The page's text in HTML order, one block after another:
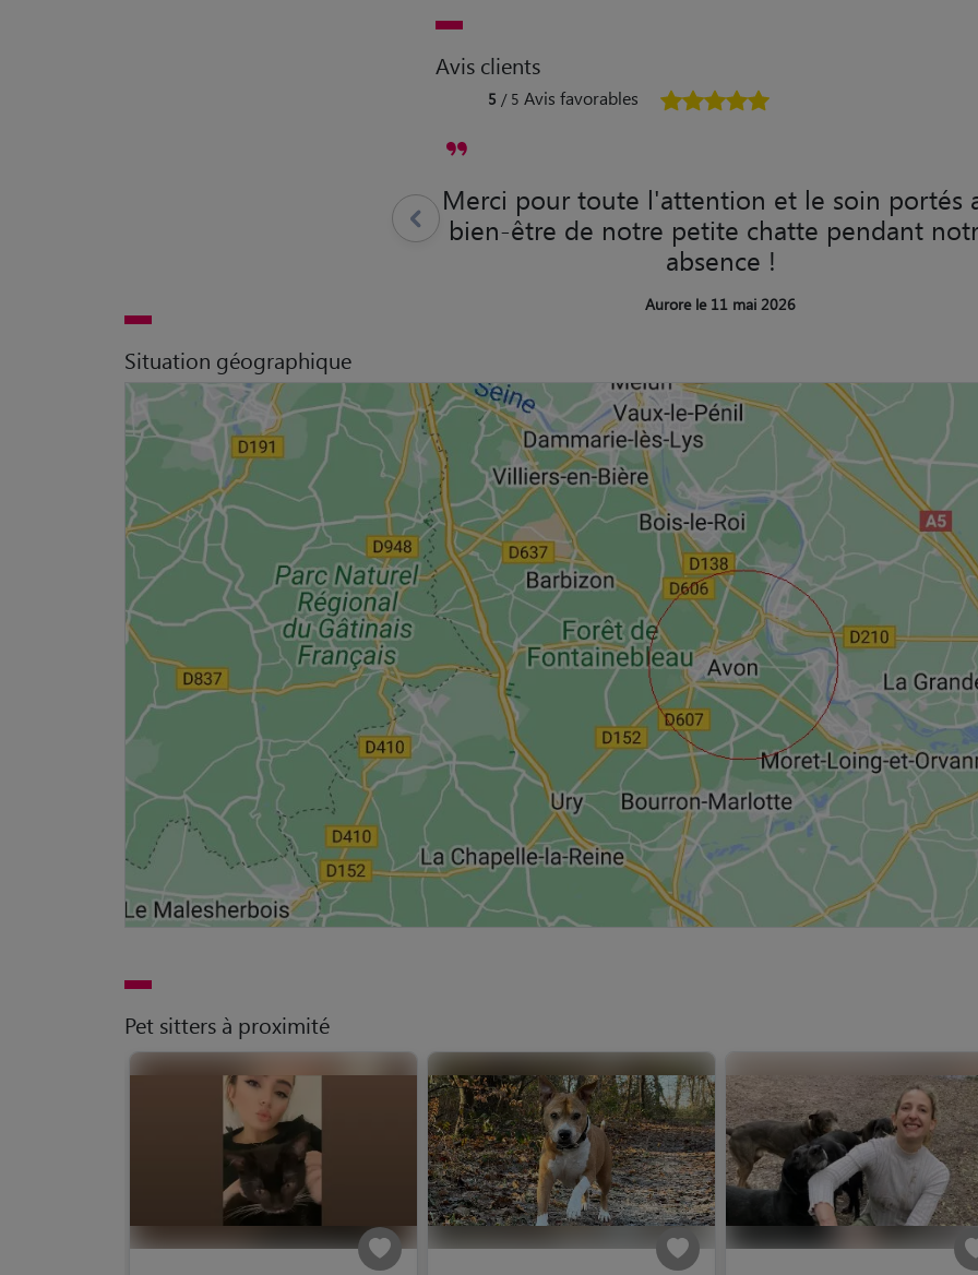
Avis clients
5 / 5 Avis favorables
Merci pour toute l'attention et le soin portés
bien-être de notre petite chatte pendant
absence !
Aurore le 11 mai 2026
Situation géographique
Pet sitters à proximité